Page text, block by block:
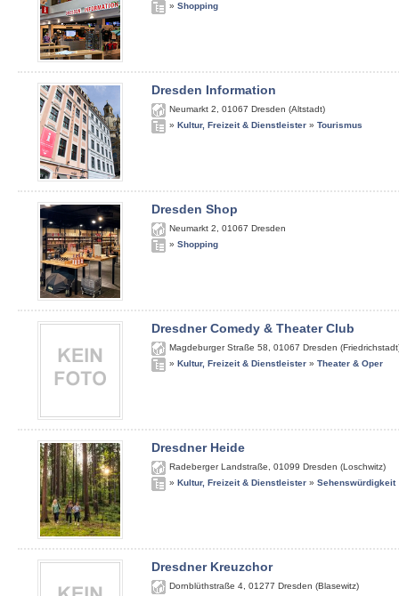
» Shopping
Dresden Information
Neumarkt 2 01067 Dresden (Altstadt)
» Kultur, Freizeit & Dienstleister » Tourismus
Dresden Shop
Neumarkt 2 01067 Dresden
» Shopping
Dresdner Comedy & Theater Club
Magdeburger Straße 58 01067 Dresden
» Kultur, Freizeit & Dienstleister » Theater & Oper
Dresdner Heide
Radeberger Landstraße 01099 Dresden (Loschwitz)
» Kultur, Freizeit & Dienstleister » Sehenswürdigkeit
Dresdner Kreuzchor
Dornblüthstraße 4 01277 Dresden (Blasewitz)